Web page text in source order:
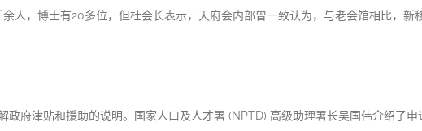
人，博士有20多位，但杜会长表示，天府会内部曾一致认为，与老会馆相比，新
政府津贴和援助的说明。国家人口及人才署 (NPTD) 高级助理署长吴国伟介绍了